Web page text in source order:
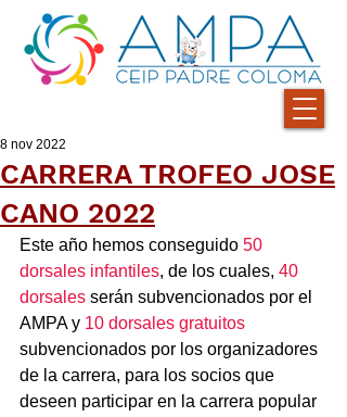
CARRERA TROFEO JOSE
CANO 2022
8 nov 2022
Este año hemos conseguido 50
dorsales infantiles, de los cuales, 40
dorsales serán subvencionados por el
AMPA y 10 dorsales gratuitos
subvencionados por los organizadores
de la carrera, para los socios que
deseen participar en la carrera popular